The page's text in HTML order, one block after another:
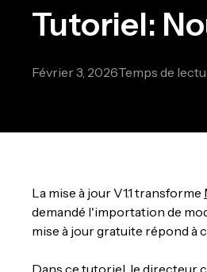
Tutoriel:
Février 3, 2026Temps de
La mise à jour V1.1 transforme
demandé l'importation de
mise à jour gratuite répond à
Dans ce tutoriel, le directeur